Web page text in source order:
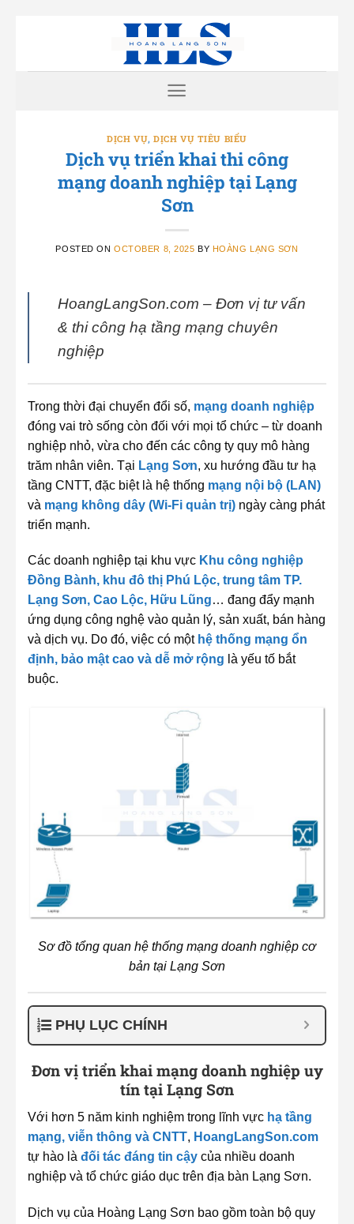
DỊCH VỤ,DỊCH VỤ TIÊU BIỂU
Dịch vụ triển khai thi công
mạng doanh nghiệp tại Lạng
Sơn
POSTED ONOCTOBER 8, 2025 BY HOÀNG LẠNG SƠN
HoangLangSon.com – Đơn vị tư vấn
& thi công hạ tầng mạng chuyên
nghiệp
Trong thời đại chuyển đổi số, mạng doanh nghiệp
đóng vai trò sống còn đối với mọi tổ chức – từ doanh
nghiệp nhỏ, vừa cho đến các công ty quy mô hàng
trăm nhân viên. Tại Lạng Sơn, xu hướng đầu tư hạ
tầng CNTT, đặc biệt là hệ thống mạng nội bộ (LAN)
và mạng không dây (Wi-Fi quản trị) ngày càng phát
triển mạnh.
Các doanh nghiệp tại khu vực Khu công nghiệp
Đồng Bành, khu đô thị Phú Lộc, trung tâm TP.
Lạng Sơn, Cao Lộc, Hữu Lũng… đang đẩy mạnh
ứng dụng công nghệ vào quản lý, sản xuất, bán hàng
và dịch vụ. Do đó, việc có một hệ thống mạng ổn
định, bảo mật cao và dễ mở rộng là yếu tố bắt
buộc.
Sơ đồ tổng quan hệ thống mạng doanh nghiệp cơ
bản tại Lạng Sơn
PHỤ LỤC CHÍNH
Đơn vị triển khai mạng doanh nghiệp uy
tín tại Lạng Sơn
Với hơn 5 năm kinh nghiệm trong lĩnh vực hạ tầng
mạng, viễn thông và CNTT, HoangLangSon.com
tự hào là đối tác đáng tin cậy của nhiều doanh
nghiệp và tổ chức giáo dục trên địa bàn Lạng Sơn.
Dịch vụ của Hoàng Lạng Sơn bao gồm toàn bộ quy